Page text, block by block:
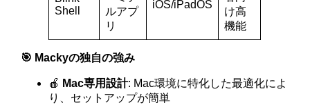
Shell
ルアプ
リ
iOS/iPadOS
け高
機能
🎯 Mackyの独自の強み
🍎 Mac専用設計: Mac環境に特化した最適化によ
り、セットアップが簡単